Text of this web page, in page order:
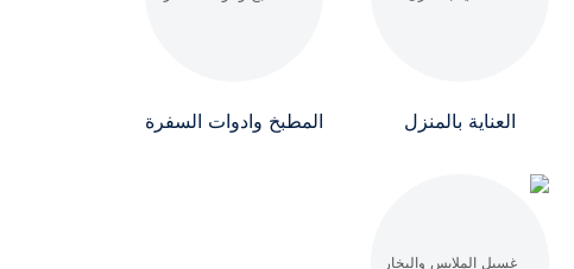
العناية بالمنزل المطبخ وادوات السفرة